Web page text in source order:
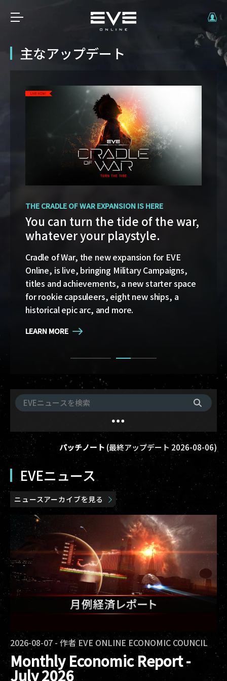
主なアップデート
OPERATION AVALON: FAQ
Ansiblex Capacitor Update
Game Design Director FC Okami is back with
more details on force projection and the
coming changes to Ansiblex Jump Bridges in
the September Major Update.
LEARN MORE
THE CRADLE OF WAR EXPANSION IS HERE
You can turn the tide of the war,
whatever your playstyle.
Cradle of War, the new expansion for EVE
Online, is live, bringing Military Campaigns,
titles and achievements, a new starter space
for rookie capsuleers, eight new ships, a
historical epic arc, and more.
LEARN MORE
パッチノート (最終アップデート2026-08-06)
EVEニュース
ニュースアーカイブを見る
2026-08-07 - 作者EVE ONLINE ECONOMIC COUNCIL
Monthly Economic Report -
July 2026